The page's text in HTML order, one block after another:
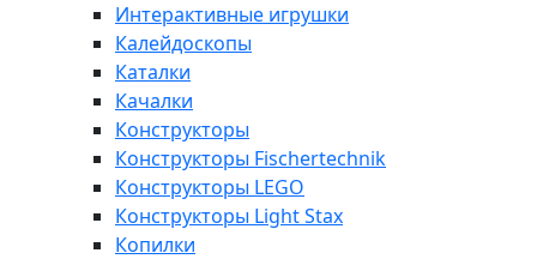
Интерактивные игрушки
Калейдоскопы
Каталки
Качалки
Конструкторы
Конструкторы Fisсhertechnik
Конструкторы LEGO
Конструкторы Light Stax
Копилки